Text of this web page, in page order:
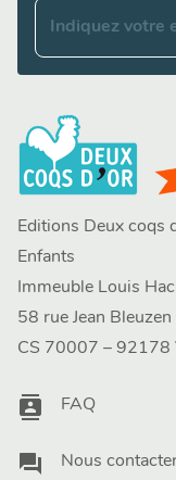
Indiquez votre
Editions Deux coqs
Enfants
Immeuble Louis
58 rue Jean Bleuzen
CS 70007 – 92178
contacts FAQ
question_answer Nous